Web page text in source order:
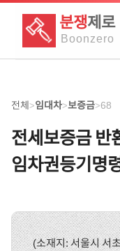
분쟁제로
Boonzero
전체>임대차>보증금>68
전세보증금 반
임차권등기명
(소재지: 서울시 서